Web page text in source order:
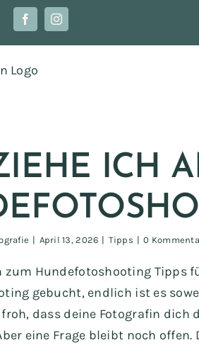
FacebookInstagram
ICH
| April 13, 2026 | Tipps | 0
zum Hundefotoshooting Tipps
gebucht, endlich ist es
dass deine Fotografin dich
eine Frage bleibt noch offen.